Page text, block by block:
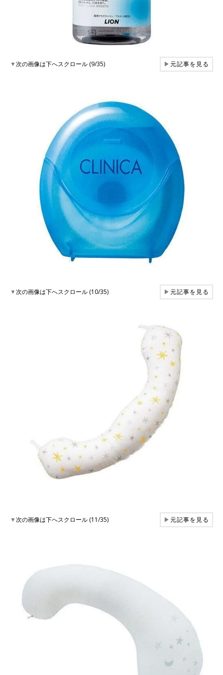
▼次の画像は下へスクロール (9/35) ▶元記事を見る
▼次の画像は下へスクロール (10/35) ▶元記事を見る
▼次の画像は下へスクロール (11/35) ▶元記事を見る